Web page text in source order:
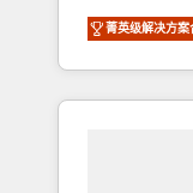
Hub,
réel, formation
livrés. Accrédités HubSpot CRM
the full potential
businesses
the ROI
messy data,
菁英级解决方案